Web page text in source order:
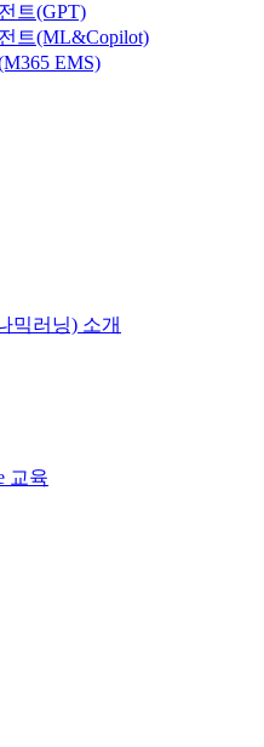
트(GPT)
트(ML&Copilot)
EMS)
믹러닝) 소개
교육